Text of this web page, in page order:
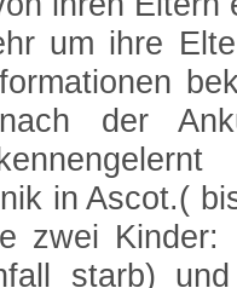
um ihre
der
in Ascot.(
zwei
starb)